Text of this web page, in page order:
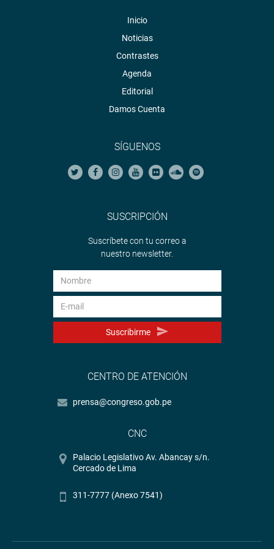
Inicio
Noticias
Contrastes
Agenda
Editorial
Damos Cuenta
SÍGUENOS
SUSCRIPCIÓN
Suscríbete con tu correo a
nuestro newsletter.
Suscribirme
CENTRO DE ATENCIÓN
prensa@congreso.gob.pe
CNC
Palacio Legislativo Av. Abancay s/n.
Cercado de Lima
311-7777 (Anexo 7541)